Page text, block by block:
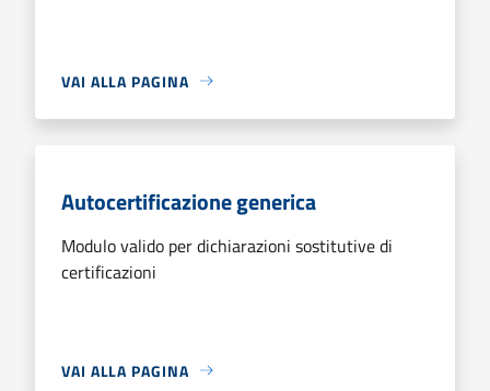
VAI ALLA PAGINA
Autocertificazione generica
Modulo valido per dichiarazioni sostitutive di
certificazioni
VAI ALLA PAGINA